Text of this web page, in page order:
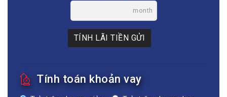
month
TÍNH LÃI TIỀN GỬI
Tính toán khoản vay